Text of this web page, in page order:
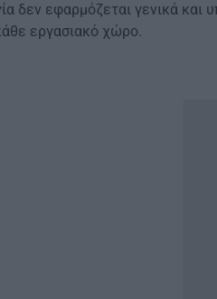
δεν εφαρμόζεται γενικά
εργασιακό χώρο.